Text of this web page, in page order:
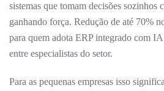
sistemas que tomam decisões sozinhos
ganhando força. Redução de até 70%
para quem adota ERP integrado com
entre especialistas do setor.
Para as pequenas empresas isso